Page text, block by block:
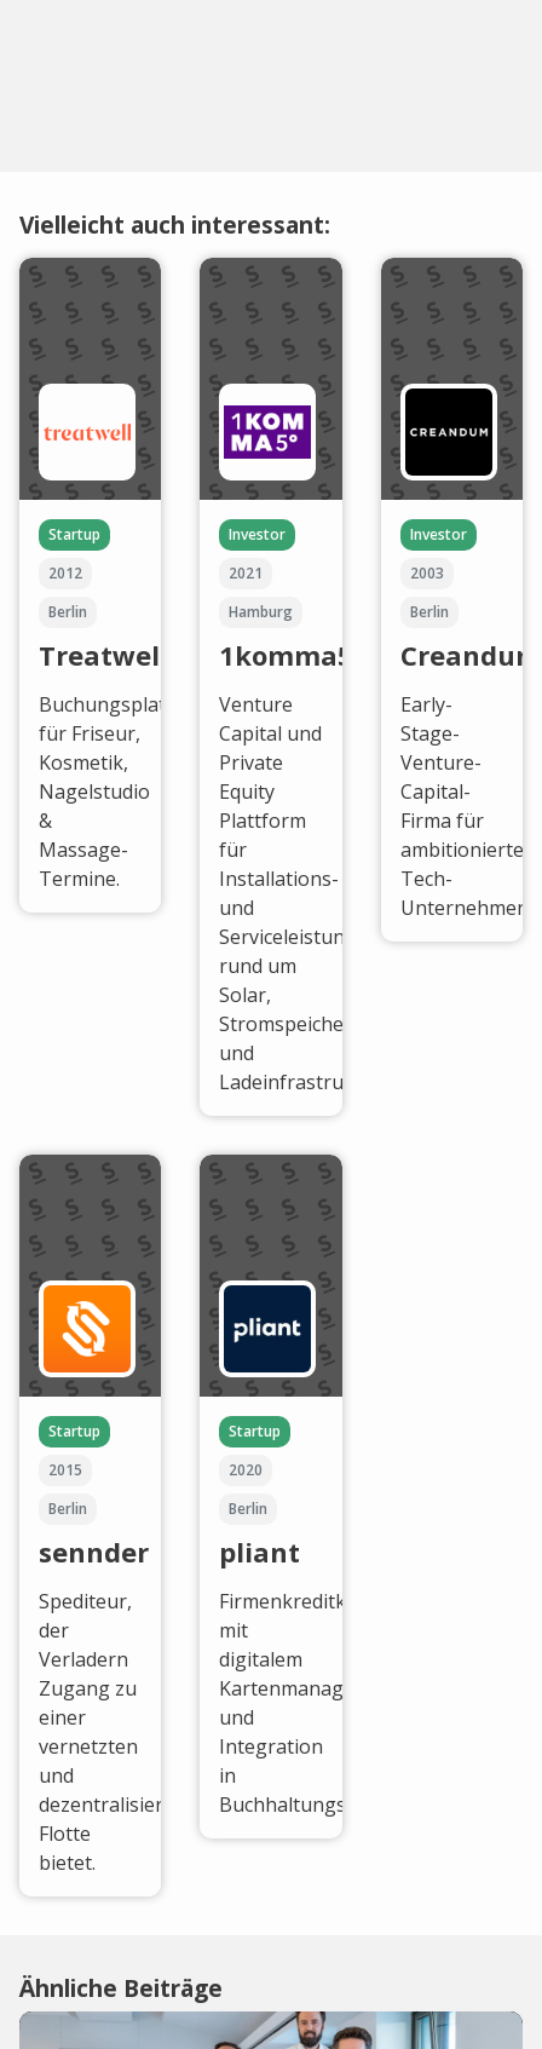
Vielleicht auch interessant:
Startup
2012
Berlin
Treatwell
Buchungsplattform
für Friseur,
Kosmetik,
Nagelstudio
&
Massage-
Termine.
Investor
2021
Hamburg
1komma5°
Venture
Capital und
Private
Equity
Plattform
für
Installations-
und
Serviceleistungen
rund um
Solar,
Stromspeicher
und
Ladeinfrastruktur.
Investor
2003
Berlin
Creandum
Early-
Stage-
Venture-
Capital-
Firma für
ambitionierte
Tech-
Unternehmen.
Startup
2015
Berlin
sennder
Spediteur,
der
Verladern
Zugang zu
einer
vernetzten
und
dezentralisierten
Flotte
bietet.
Startup
2020
Berlin
pliant
Firmenkreditkarten
mit
digitalem
Kartenmanagement
und
Integration
in
Buchhaltungssoftware.
Ähnliche Beiträge